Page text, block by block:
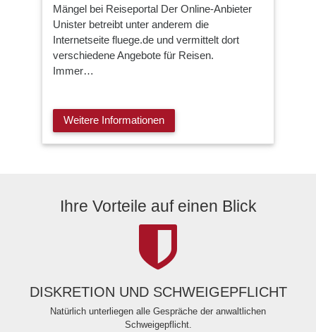
Mängel bei Reiseportal Der Online-Anbieter
Unister betreibt unter anderem die
Internetseite fluege.de und vermittelt dort
verschiedene Angebote für Reisen.
Immer…
Weitere Informationen
Ihre Vorteile auf einen Blick
DISKRETION UND SCHWEIGEPFLICHT
Natürlich unterliegen alle Gespräche der anwaltlichen
Schweigepflicht.